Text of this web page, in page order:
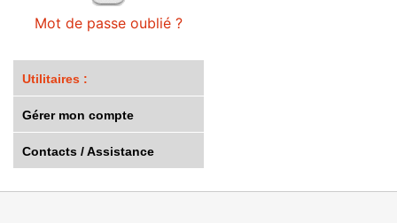
Mot de passe oublié ?
Utilitaires :
Gérer mon compte
Contacts / Assistance